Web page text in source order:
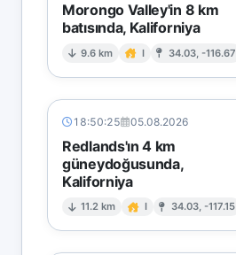
Morongo Valley'in 8 km
batısında, Kaliforniya
9.6 km I 34.03, -116.67
18:50:25 05.08.2026
Redlands'ın 4 km
güneydoğusunda,
Kaliforniya
11.2 km I 34.03, -117.15